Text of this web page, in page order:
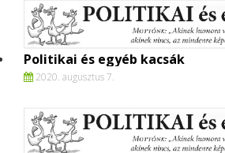
Politikai és egyéb kacsák
2020. augusztus 7.